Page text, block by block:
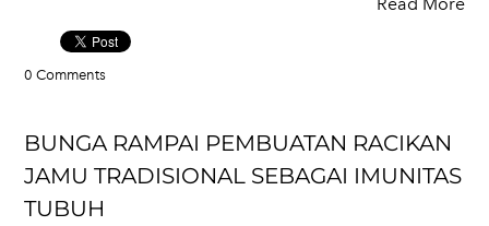
0 Comments
BUNGA RAMPAI PEMBUATAN RACIKAN
JAMU TRADISIONAL SEBAGAI IMUNITAS
TUBUH